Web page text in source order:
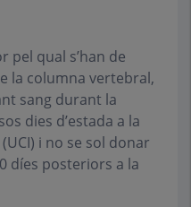
pel qual s’han de
la columna vertebral,
sang durant la
dies d’estada a la
i no se sol donar
díes posteriors a la